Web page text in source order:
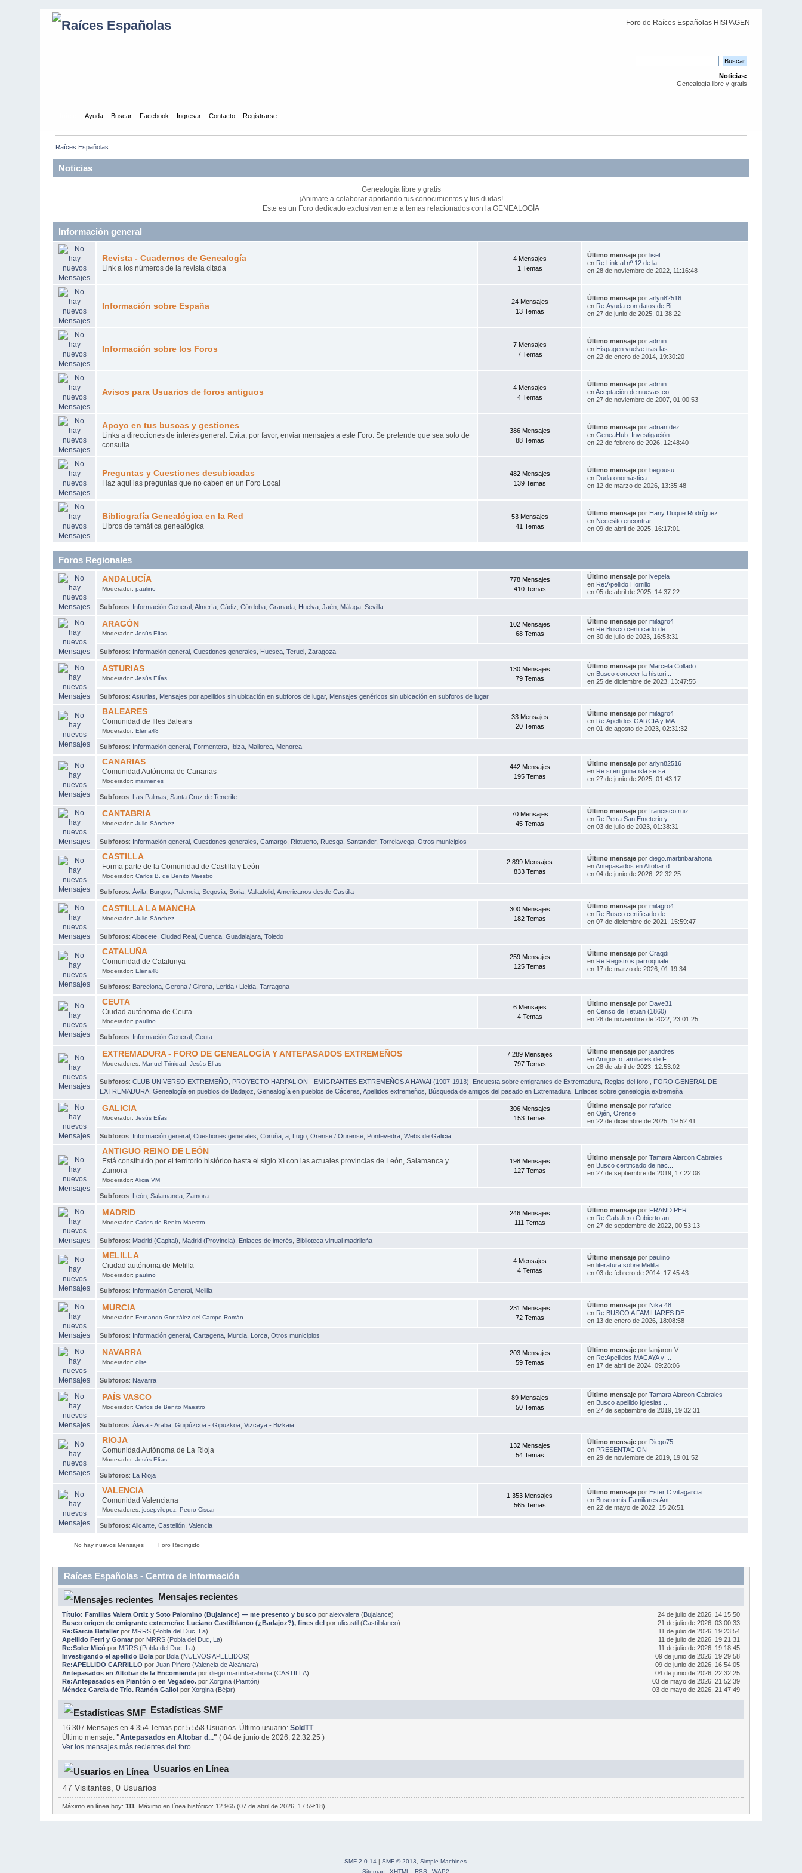
Foro de Raíces Españolas HISPAGEN
Noticias:
Genealogía libre y gratis
Ayuda Buscar Facebook Ingresar Contacto Registrarse
Raíces Españolas
Noticias
Genealogía libre y gratis
¡Animate a colaborar aportando tus conocimientos y tus dudas!
Este es un Foro dedicado exclusivamente a temas relacionados con la GENEALOGÍA
Información general
Revista - Cuadernos de Genealogía
Link a los números de la revista citada
4 Mensajes
1 Temas
Último mensajepor liset
en Re:Link al nº 12 de la ...
en 28 de noviembre de 2022, 11:16:48
Información sobre España
24 Mensajes
13 Temas
Último mensajepor arlyn82516
en Re:Ayuda con datos de Bi...
en 27 de junio de 2025, 01:38:22
Información sobre los Foros
7 Mensajes
7 Temas
Último mensajepor admin
en Hispagen vuelve tras las...
en 22 de enero de 2014, 19:30:20
Avisos para Usuarios de foros antiguos
4 Mensajes
4 Temas
Último mensajepor admin
enAceptación de nuevas co...
en 27 de noviembre de 2007, 01:00:53
Apoyo en tus buscas y gestiones
Links a direcciones de interés general. Evita, por favor, enviar mensajes a este Foro. Se pretende que sea solo de
consulta
386 Mensajes
88 Temas
Último mensajepor adrianfdez
en GeneaHub: Investigación...
en 22 de febrero de 2026, 12:48:40
Preguntas y Cuestiones desubicadas
Haz aqui las preguntas que no caben en un Foro Local
482 Mensajes
139 Temas
Último mensajepor begousu
en Duda onomástica
en 12 de marzo de 2026, 13:35:48
Bibliografía Genealógica en la Red
Libros de temática genealógica
53 Mensajes
41 Temas
Último mensajepor Hany Duque Rodríguez
en Necesito encontrar
en 09 de abril de 2025, 16:17:01
Foros Regionales
ANDALUCÍA
Moderador: paulino
778 Mensajes
410 Temas
Último mensajepor ivepela
en Re:Apellido Horrillo
en 05 de abril de 2025, 14:37:22
Subforos: Información General ,Almería ,Cádiz ,Córdoba ,Granada Huelva ,Jaén Málaga ,Sevilla
ARAGÓN
Moderador: Jesús Elías
102 Mensajes
68 Temas
Último mensajepor milagro4
en Re:Busco certificado de ...
en 30 de julio de 2023, 16:53:31
Subforos: Información general ,Cuestiones generales Huesca ,Teruel ,Zaragoza
ASTURIAS
Moderador: Jesús Elías
130 Mensajes
79 Temas
Último mensajepor Marcela Collado
en Busco conocer la histori...
en 25 de diciembre de 2023, 13:47:55
Subforos:Asturias Mensajes por apellidos sin ubicación en subforos de lugar, Mensajes genéricos sin ubicación en subforos de lugar
BALEARES
Comunidad de Illes Balears
Moderador: Elena48
33 Mensajes
20 Temas
Último mensajepor milagro4
en Re:Apellidos GARCIA y MA...
en 01 de agosto de 2023, 02:31:32
Subforos: Información general Formentera Ibiza Mallorca Menorca
CANARIAS
Comunidad Autónoma de Canarias
Moderador: maimenes
442 Mensajes
195 Temas
Último mensajepor arlyn82516
en Re:si en guna isla se sa...
en 27 de junio de 2025, 01:43:17
Subforos: Las Palmas ,Santa Cruz de Tenerife
CANTABRIA
Moderador: Julio Sánchez
70 Mensajes
45 Temas
Último mensajepor francisco ruiz
en Re:Petra San Emeterio y ...
en 03 de julio de 2023, 01:38:31
Subforos: Información general ,Cuestiones generales ,Camargo Riotuerto Ruesga ,Santander,Torrelavega ,Otros municipios
CASTILLA
Forma parte de la Comunidad de Castilla y León
Moderador: Carlos B. de Benito Maestro
2.899 Mensajes
833 Temas
Último mensajepor diego.martinbarahona
enAntepasados en Altobar d...
en 04 de junio de 2026, 22:32:25
Subforos:Ávila Burgos Palencia ,Segovia ,Soria ,Valladolid ,Americanos desde Castilla
CASTILLA LA MANCHA
Moderador: Julio Sánchez
300 Mensajes
182 Temas
Último mensajepor milagro4
en Re:Busco certificado de ...
en 07 de diciembre de 2021, 15:59:47
Subforos:Albacete ,Ciudad Real ,Cuenca ,Guadalajara ,Toledo
CATALUÑA
Comunidad de Catalunya
Moderador: Elena48
259 Mensajes
125 Temas
Último mensajepor Craqdi
en Re:Registros parroquiale...
en 17 de marzo de 2026, 01:19:34
Subforos: Barcelona ,Gerona / Girona Lerida / Lleida ,Tarragona
CEUTA
Ciudad autónoma de Ceuta
Moderador: paulino
6 Mensajes
4 Temas
Último mensajepor Dave31
en Censo de Tetuan (1860)
en 28 de noviembre de 2022, 23:01:25
Subforos: Información General ,Ceuta
EXTREMADURA - FORO DE GENEALOGÍA Y ANTEPASADOS EXTREMEÑOS
Moderadores: Manuel Trinidad Jesús Elías
7.289 Mensajes
797 Temas
Último mensajepor jaandres
enAmigos o familiares de F...
en 28 de abril de 2023, 12:53:02
Subforos:CLUB UNIVERSO EXTREMEÑO PROYECTO HARPALION - EMIGRANTES EXTREMEÑOS A HAWAI (1907-1913) Encuesta sobre emigrantes de Extremadura Reglas del foro
FORO GENERAL DE
EXTREMADURA ,Genealogía en pueblos de Badajoz ,Genealogía en pueblos de Cáceres ,Apellidos extremeños Búsqueda de amigos del pasado en Extremadura Enlaces sobre genealogía extremeña
GALICIA
Moderador: Jesús Elías
306 Mensajes
153 Temas
Último mensajepor rafarice
en Ojén, Orense
en 22 de diciembre de 2025, 19:52:41
Subforos: Información general ,Cuestiones generales ,Coruña, a Lugo ,Orense / Ourense Pontevedra ,Webs de Galicia
ANTIGUO REINO DE LEÓN
Está constituido por el territorio histórico hasta el siglo XI con las actuales provincias de León, Salamanca y
Zamora
Moderador: Alicia VM
198 Mensajes
127 Temas
Último mensajepor Tamara Alarcon Cabrales
en Busco certificado de nac...
en 27 de septiembre de 2019, 17:22:08
Subforos: León ,Salamanca ,Zamora
MADRID
Moderador: Carlos de Benito Maestro
246 Mensajes
111 Temas
Último mensajepor FRANDIPER
en Re:Caballero Cubierto an...
en 27 de septiembre de 2022, 00:53:13
Subforos: Madrid (Capital) Madrid (Provincia) Enlaces de interés Biblioteca virtual madrileña
MELILLA
Ciudad autónoma de Melilla
Moderador: paulino
4 Mensajes
4 Temas
Último mensajepor paulino
en literatura sobre Melilla...
en 03 de febrero de 2014, 17:45:43
Subforos: Información General Melilla
MURCIA
Moderador: Fernando González del Campo Román
231 Mensajes
72 Temas
Último mensajepor Nika 48
en Re:BUSCO A FAMILIARES DE...
en 13 de enero de 2026, 18:08:58
Subforos: Información general ,Cartagena Murcia Lorca ,Otros municipios
NAVARRA
Moderador: olite
203 Mensajes
59 Temas
Último mensajepor lanjaron-V
en Re:Apellidos MACAYA y ...
en 17 de abril de 2024, 09:28:06
Subforos: Navarra
PAÍS VASCO
Moderador: Carlos de Benito Maestro
89 Mensajes
50 Temas
Último mensajepor Tamara Alarcon Cabrales
en Busco apellido Iglesias ...
en 27 de septiembre de 2019, 19:32:31
Subforos:Álava - Araba ,Guipúzcoa - Gipuzkoa ,Vizcaya - Bizkaia
RIOJA
Comunidad Autónoma de La Rioja
Moderador: Jesús Elías
132 Mensajes
54 Temas
Último mensajepor Diego75
en PRESENTACION
en 29 de noviembre de 2019, 19:01:52
Subforos: La Rioja
VALENCIA
Comunidad Valenciana
Moderadores: josepvilopez, Pedro Ciscar
1.353 Mensajes
565 Temas
Último mensajepor Ester C villagarcia
en Busco mis Familiares Ant...
en 22 de mayo de 2022, 15:26:51
Subforos:Alicante ,Castellón ,Valencia
No hay nuevos Mensajes Foro Redirigido
Raíces Españolas - Centro de Información
Mensajes recientes
Título: Familias Valera Ortiz y Soto Palomino (Bujalance) — me presento y busco por alexvalera(Bujalance)
24 de julio de 2026, 14:15:50
Busco origen de emigrante extremeño: Luciano Castilblanco (¿Badajoz?), fines delpor ulicastil(Castilblanco)
21 de julio de 2026, 03:00:33
Re:Garcia Batallerpor MRRS(Pobla del Duc, La)
11 de julio de 2026, 19:23:54
Apellido Ferri y Gomarpor MRRS(Pobla del Duc, La)
11 de julio de 2026, 19:21:31
Re:Soler Micópor MRRS(Pobla del Duc, La)
11 de julio de 2026, 19:18:45
Investigando el apellido Bolapor Bola(NUEVOS APELLIDOS)
09 de junio de 2026, 19:29:58
Re:APELLIDO CARRILLO por Juan Piñero(Valencia de Alcántara)
09 de junio de 2026, 16:54:05
Antepasados en Altobar de la Encomiendapor diego.martinbarahona(CASTILLA)
04 de junio de 2026, 22:32:25
Re:Antepasados en Piantón o en Vegadeo.por Xorgina(Piantón)
03 de mayo de 2026, 21:52:39
Méndez Garcia de Trío. Ramón Gallolpor Xorgina(Béjar) 03 de mayo de 2026, 21:47:49
Estadísticas SMF
16.307 Mensajes en 4.354 Temas por 5.558 Usuarios. Último usuario:SoldTT
Último mensaje:"Antepasados en Altobar d..." ( 04 de junio de 2026, 22:32:25 )
Ver los mensajes más recientes del foro.
Usuarios en Línea
47 Visitantes, 0 Usuarios
Máximo en línea hoy: 111 . Máximo en línea histórico: 12.965 (07 de abril de 2026, 17:59:18)
SMF 2.0.14 | SMF © 2013, Simple Machines